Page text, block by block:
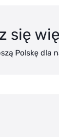
się
Polskę dla